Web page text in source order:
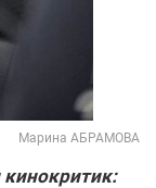
Марина АБРАМОВА